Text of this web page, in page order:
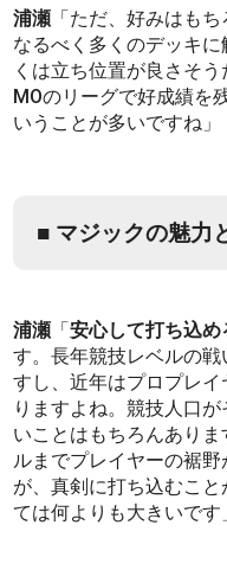
浦瀬 「ただ、好みはも
なるべく多くのデッキ
くは立ち位置が良さそ
MOのリーグで好成績を
いうことが多いですね」
■ マジックの魅力
浦瀬 「安心して打ち込め
す。長年競技レベルの
すし、近年はプロプレ
りますよね。競技人口
いことはもちろんあり
ルまでプレイヤーの裾
が、真剣に打ち込むこ
ては何よりも大きいです